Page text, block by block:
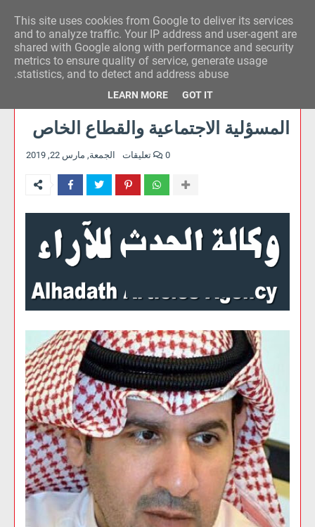
وكالة الحدث للآراء
المسؤلية الاجتماعية والقطاع الخاص
الجمعة, مارس 22, 2019 0 تعليقات
This site uses cookies from Google to deliver its services
and to analyze traffic. Your IP address and user-agent are
shared with Google along with performance and security
metrics to ensure quality of service, generate usage
statistics, and to detect and address abuse.
LEARN MORE GOT IT